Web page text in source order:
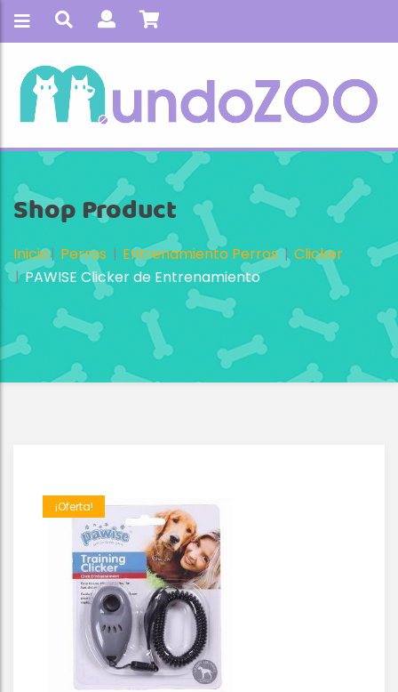
Shop Product
Inicio Perros Entrenamiento Perros
Clicker
PAWISE Clicker de Entrenamiento
¡Oferta!